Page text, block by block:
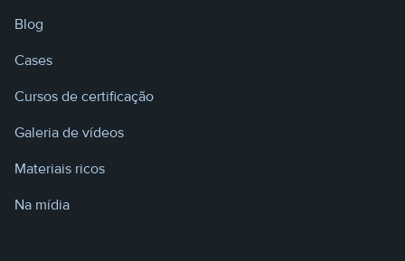
Blog
Cases
Cursos de certificação
Galeria de vídeos
Materiais ricos
Na mídia